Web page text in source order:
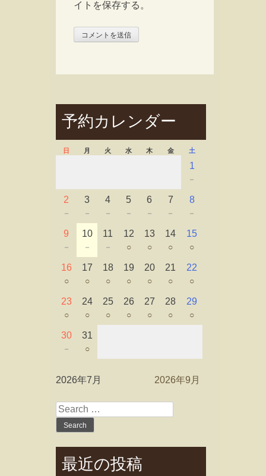
イトを保存する。
予約カレンダー
日 月 火 水 木 金 土
1
－
2
－
3
－
4
－
5
－
6
－
7
－
8
－
9
－
10
－
11
－
12
○
13
○
14
○
15
○
16
○
17
○
18
○
19
○
20
○
21
○
22
○
23
○
24
○
25
○
26
○
27
○
28
○
29
○
30
－
31
○
2026年7月 2026年9月
Search
for:
最近の投稿